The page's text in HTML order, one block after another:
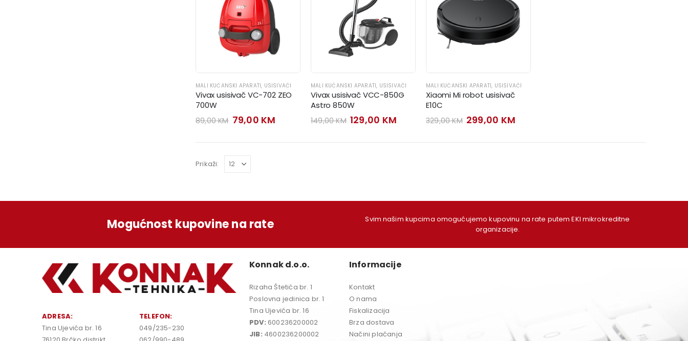
MALI KUĆANSKI APARATI, USISIVAČI
Vivax usisivač VC-702 ZEO
700W
89,00KM Original
price
89,00 KM.
79,00 KM Current
79,00 KM.
MALI KUĆANSKI APARATI, USISIVAČI
Vivax usisivač VCC-850G
Astro 850W
149,00KM Original
price
149,00 KM.
129,00 KMCurrent
129,00 KM.
MALI KUĆANSKI APARATI, USISIVAČI
Xiaomi Mi robot usisivač
E10C
329,00KM Original
price
329,00 KM.
299,00 KMCurrent
299,00 KM.
Prikaži:
Mogućnost kupovine na rate
Svim našim kupcima omogućujemo kupovinu na rate putem EKI mikrokreditne
organizacije.
ADRESA:
Tina Ujevića br. 16
TELEFON:
049/235-230
Konnak d.o.o.
Rizaha Štetića br. 1
Poslovna jedinica br. 1
Tina Ujevića br. 16
PDV: 600236200002
JIB: 4600236200002
Informacije
Kontakt
O nama
Fiskalizacija
Brza dostava
Načini plaćanja